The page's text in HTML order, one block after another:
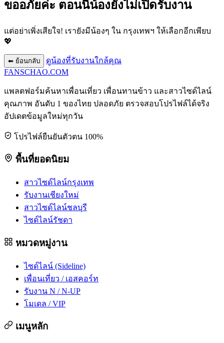
ขออภัยค่ะ ตอนนี้น้องยังไม่เปิดรับงาน
แต่อย่าเพิ่งเสียใจ! เรายังมีน้องๆ ใน กรุงเทพฯ ให้เลือกอีกเพียบ
💖
⬅ ย้อนกลับ
ดูน้องที่รับงานใกล้คุณ
FANSCHAO.COM
แพลตฟอร์มค้นหาเพื่อนเที่ยว เพื่อนทานข้าว และสาวไซด์ไลน์
คุณภาพ อันดับ 1 ของไทย ปลอดภัย ตรวจสอบโปรไฟล์ได้จริง
อัปเดตข้อมูลใหม่ทุกวัน
โปรไฟล์ยืนยันตัวตน 100%
พื้นที่ยอดนิยม
สาวไซด์ไลน์กรุงเทพ
รับงานเชียงใหม่
สาวไซด์ไลน์ชลบุรี
ไซด์ไลน์รัชดา
หมวดหมู่งาน
ไซด์ไลน์ (Sideline)
เพื่อนเที่ยว / เอสคอร์ท
รับงาน N / N-UP
โมเดล / VIP
เมนูหลัก